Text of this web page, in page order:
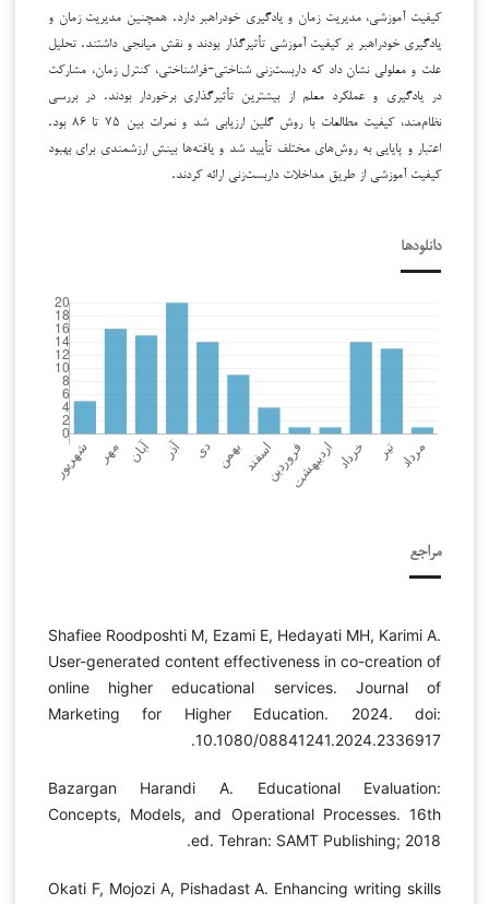
کیفیت آموزشی، مدیریت زمان و یادگیری خودراهبر دارد. همچنین مدیریت زمان و
یادگیری خودراهبر بر کیفیت آموزشی تأثیرگذار بودند و نقش میانجی داشتند. تحلیل
علت و معلولی نشان داد که داربست‌زنی شناختی-فراشناختی، کنترل زمان، مشارکت
در یادگیری و عملکرد معلم از بیشترین تأثیرگذاری برخوردار بودند. در بررسی
نظام‌مند، کیفیت مطالعات با روش گلین ارزیابی شد و نمرات بین ۷۵ تا ۸۶ بود.
اعتبار و پایایی به روش‌های مختلف تأیید شد و یافته‌ها بینش ارزشمندی برای بهبود
کیفیت آموزشی از طریق مداخلات داربست‌زنی ارائه کردند.
دانلودها
مراجع
Shafiee Roodposhti M, Ezami E, Hedayati MH, Karimi A.
User-generated content effectiveness in co-creation of
online higher educational services. Journal of
Marketing for Higher Education. 2024. doi:
10.1080/08841241.2024.2336917.
Bazargan Harandi A. Educational Evaluation:
Concepts, Models, and Operational Processes. 16th
ed. Tehran: SAMT Publishing; 2018.
Okati F, Mojozi A, Pishadast A. Enhancing writing skills